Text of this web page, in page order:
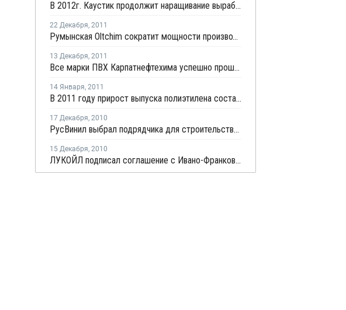
В 2012г. Каустик продолжит наращивание выработки ПВХ и твердого каустика
22 Декабря, 2011
Румынская Oltchim сократит мощности производства ПВХ
13 Декабря, 2011
Все марки ПВХ Карпатнефтехима успешно прошли испытания - А. Раппопорт
14 Января, 2011
В 2011 году прирост выпуска полиэтилена составит 15,4% - Минпромторг России
17 Декабря, 2010
РусВинил выбрал подрядчика для строительства комплекса ПВХ
15 Декабря, 2010
ЛУКОЙЛ подписал соглашение с Ивано-Франковской областью